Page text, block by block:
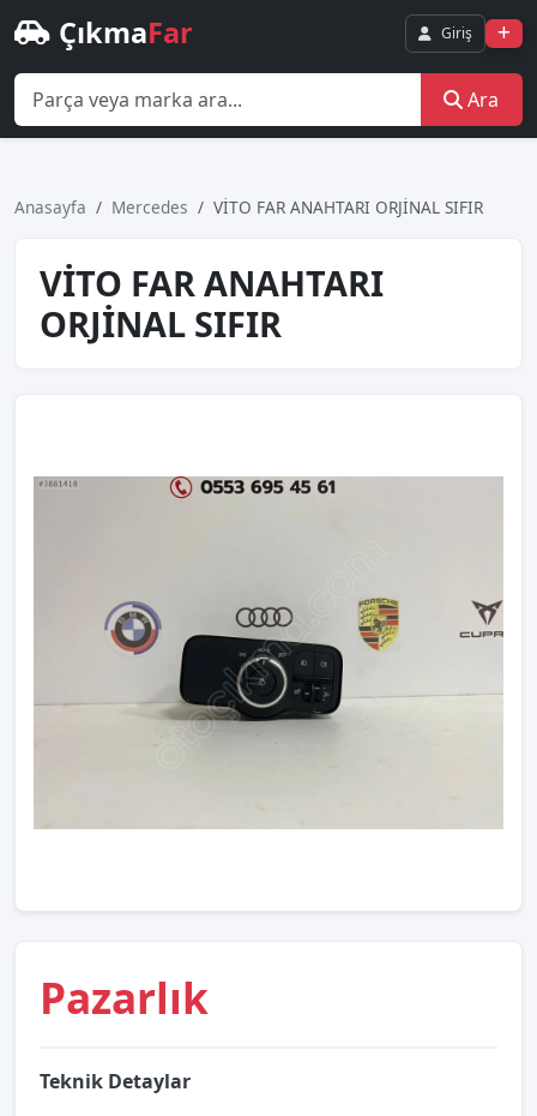
ÇıkmaFar Giriş
Ara
Anasayfa Mercedes VİTO FAR ANAHTARI ORJİNAL SIFIR
VİTO FAR ANAHTARI
ORJİNAL SIFIR
Pazarlık
Teknik Detaylar